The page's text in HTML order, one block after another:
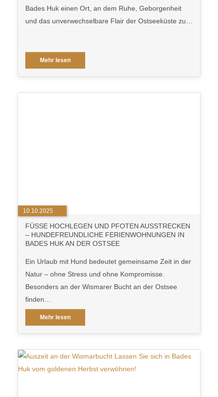
Bades Huk einen Ort, an dem Ruhe, Geborgenheit
und das unverwechselbare Flair der Ostseeküste zu…
Mehr lesen
10.10.2025
FÜSSE HOCHLEGEN UND PFOTEN AUSSTRECKEN –
HUNDEFREUNDLICHE FERIENWOHNUNGEN IN B
ADES HUK AN DER OSTSEE
Ein Urlaub mit Hund bedeutet gemeinsame Zeit in der
Natur – ohne Stress und ohne Kompromisse.
Besonders an der Wismarer Bucht an der Ostsee
finden…
Mehr lesen